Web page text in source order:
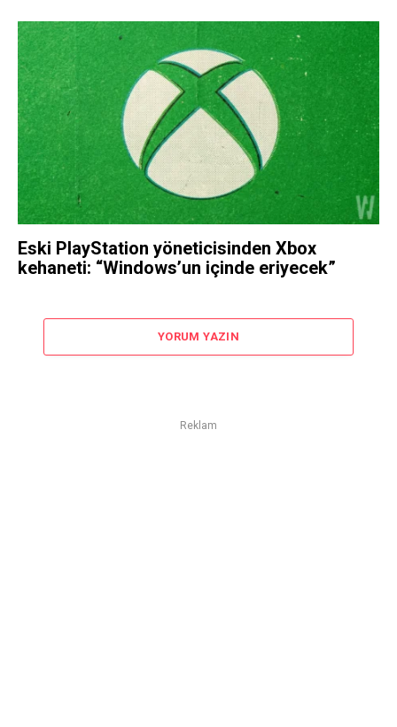
Eski PlayStation yöneticisinden Xbox
kehaneti: “Windows’un içinde eriyecek”
YORUM YAZIN
Reklam